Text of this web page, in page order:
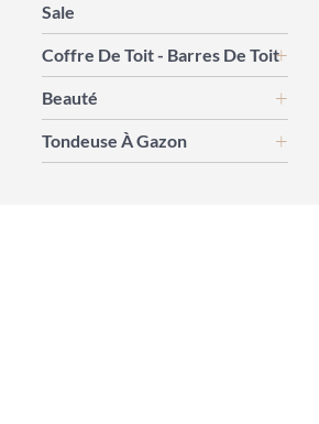
Sale
Coffre De Toit - Barres De Toit
Beauté
Tondeuse À Gazon